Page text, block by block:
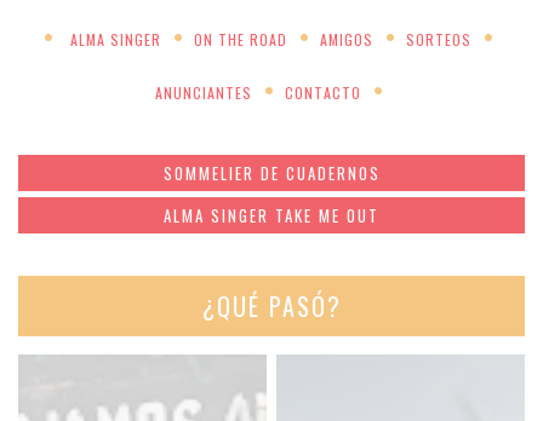
ALMA SINGER ON THE ROAD AMIGOS SORTEOS
ANUNCIANTES CONTACTO
SOMMELIER DE CUADERNOS
ALMA SINGER TAKE ME OUT
¿QUÉ PASÓ?